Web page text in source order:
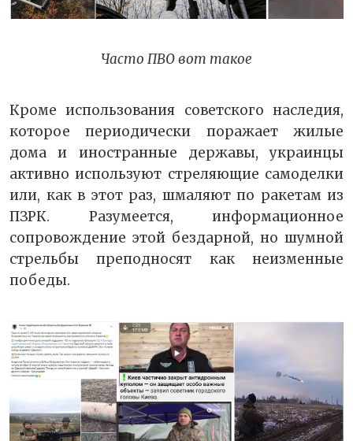
Часто ПВО вот такое
Кроме использования советского наследия,
которое периодически поражает жилые
дома и иностранные державы, украинцы
активно используют стреляющие самоделки
или, как в этот раз, шмаляют по ракетам из
ПЗРК. Разумеется, информационное
сопровождение этой бездарной, но шумной
стрельбы преподносят как неизменные
победы.